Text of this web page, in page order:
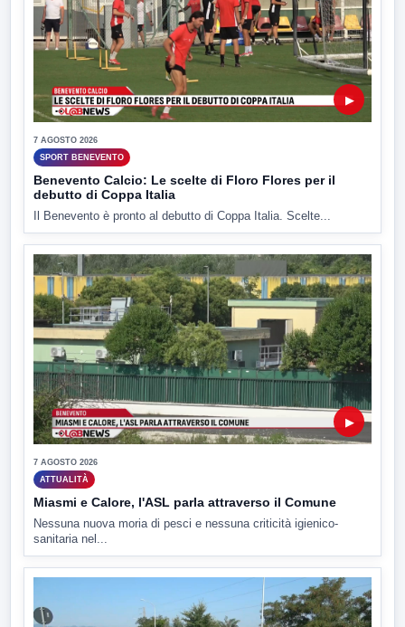
▶
7 AGOSTO 2026
SPORT BENEVENTO
Benevento Calcio: Le scelte di Floro Flores per il
debutto di Coppa Italia
Il Benevento è pronto al debutto di Coppa Italia. Scelte...
▶
7 AGOSTO 2026
ATTUALITÀ
Miasmi e Calore, l'ASL parla attraverso il Comune
Nessuna nuova moria di pesci e nessuna criticità igienico-
sanitaria nel...